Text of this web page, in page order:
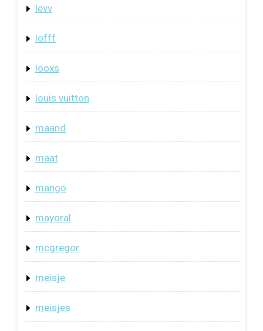
levv
lofff
looxs
louis vuitton
maand
maat
mango
mayoral
mcgregor
meisje
meisjes